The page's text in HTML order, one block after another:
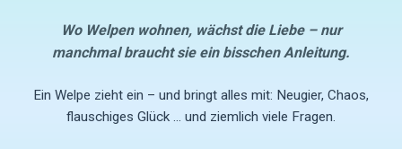
Wo Welpen wohnen, wächst die Liebe – nur
manchmal braucht sie ein bisschen Anleitung.
Ein Welpe zieht ein – und bringt alles mit: Neugier, Chaos,
flauschiges Glück … und ziemlich viele Fragen.